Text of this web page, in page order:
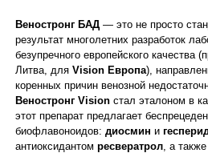
Веностронг БАД — это не просто
результат многолетних разработок
безупречного европейского качества
Литва, дляVision Европа),
коренных причин венозной
Веностронг Vision стал эталоном в
этот препарат предлагает
биофлавоноидов:диосмин и
антиоксидантомресвератрол, а